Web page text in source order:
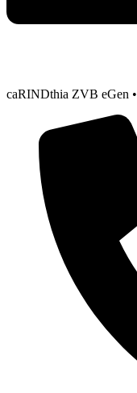
caRINDthia ZVB eGen